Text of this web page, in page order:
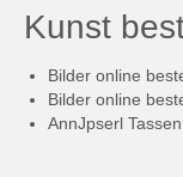
Kunst
Bilder online
Bilder online
AnnJpserl